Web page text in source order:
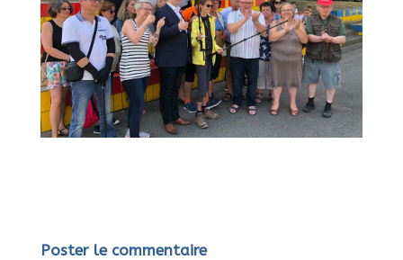
Poster le commentaire